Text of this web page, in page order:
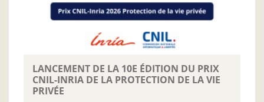
LANCEMENT DE LA 10E ÉDITION DU PRIX
CNIL-INRIA DE LA PROTECTION DE LA VIE
PRIVÉE